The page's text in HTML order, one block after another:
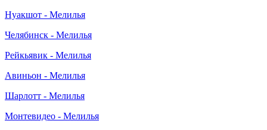
Нуакшот - Мелилья
Челябинск - Мелилья
Рейкьявик - Мелилья
Авиньон - Мелилья
Шарлотт - Мелилья
Монтевидео - Мелилья